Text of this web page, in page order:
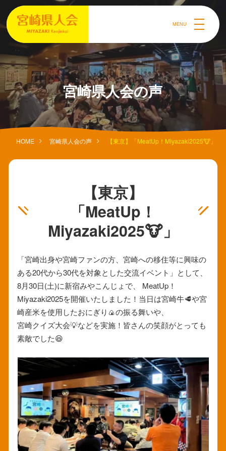
MENU
宮崎県人会の声
HOME 宮崎県人会の声 【東京】「MeatUp！Miyazaki2025🐮」
【東京】
「MeatUp！
Miyazaki2025🐮」
「宮崎出身や宮崎ファンの方、宮崎への移住等に興味の
ある20代から30代を対象とした交流イベント」として、
8月30日(土)に新宿みやこんじょで、 MeatUp！
Miyazaki2025を開催いたしました！当日は宮崎牛🥩や宮
崎産米を使用したおにぎり🍙の振る舞いや、
宮崎クイズ大会💡などを実施！皆さんの笑顔がとっても
素敵でした😆